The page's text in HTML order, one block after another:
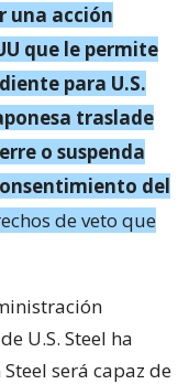
una acción
que le permite
para U.S.
traslade
o suspenda
del
de veto que
U.S. Steel ha
será capaz de